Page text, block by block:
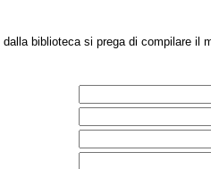
dalla biblioteca si prega di compilare il